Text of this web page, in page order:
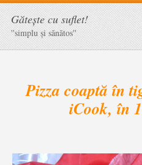
Găteşte cu suflet!
''simplu şi sănătos''
Pizza coaptă în
iCook, în